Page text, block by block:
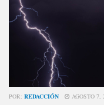
POR: REDACCIÓN AGOSTO 7,